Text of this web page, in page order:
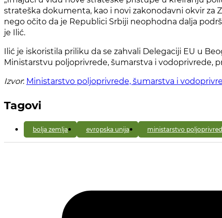
strateška dokumenta, kao i novi zakonodavni okvir za
nego očito da je Republici Srbiji neophodna dalja
je Ilić.
Ilić je iskoristila priliku da se zahvali Delegaciji EU u
Ministarstvu poljoprivrede, šumarstva i vodoprivrede,
Izvor: Ministarstvo poljoprivrede, šumarstva i
Tagovi
bolja zemlja evropska unija ministarstvo